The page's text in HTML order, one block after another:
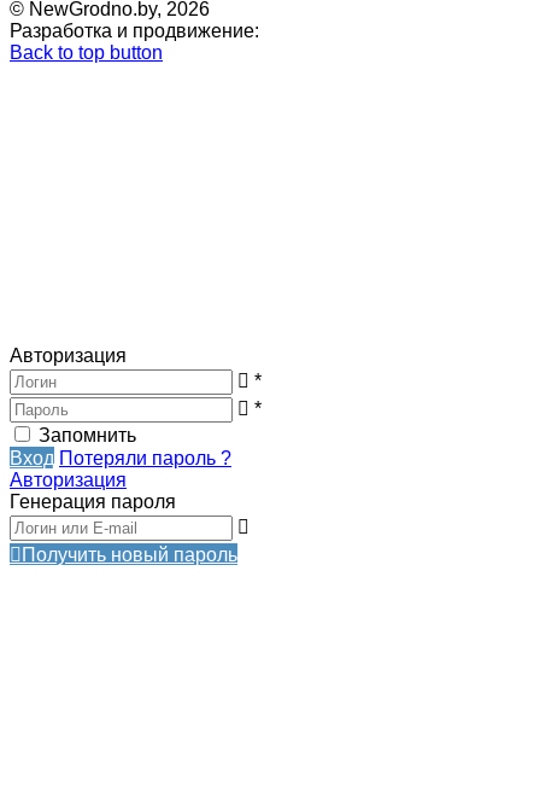
© NewGrodno.by, 2026
Разработка и продвижение:
Back to top button
Авторизация
*
*
Запомнить
Вход Потеряли пароль ?
Авторизация
Генерация пароля
Получить новый пароль